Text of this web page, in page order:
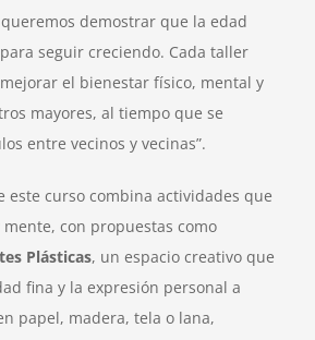
demostrar que la edad
seguir creciendo. Cada taller
el bienestar físico, mental y
mayores, al tiempo que se
entre vecinos y vecinas”.
este curso combina actividades que
con propuestas como
Plásticas, un espacio creativo que
fina y la expresión personal a
papel, madera, tela o lana,